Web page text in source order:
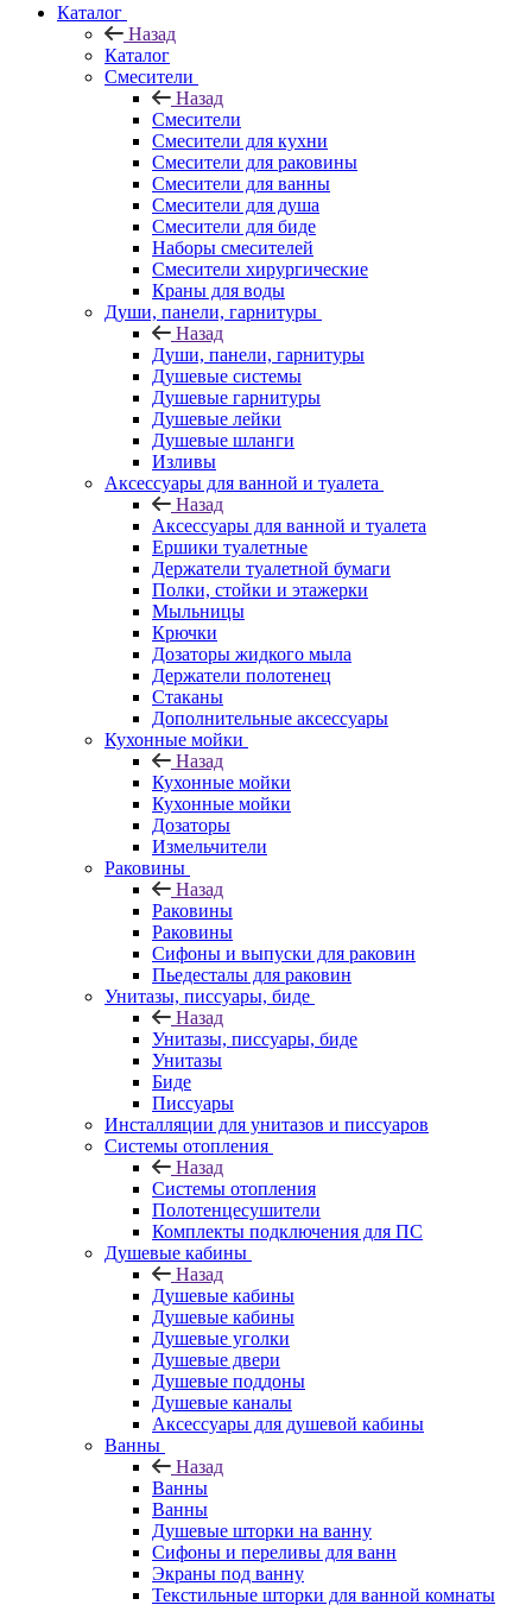
Каталог
Назад
Каталог
Смесители
Назад
Смесители
Смесители для кухни
Смесители для раковины
Смесители для ванны
Смесители для душа
Смесители для биде
Наборы смесителей
Смесители хирургические
Краны для воды
Души, панели, гарнитуры
Назад
Души, панели, гарнитуры
Душевые системы
Душевые гарнитуры
Душевые лейки
Душевые шланги
Изливы
Аксессуары для ванной и туалета
Назад
Аксессуары для ванной и туалета
Ершики туалетные
Держатели туалетной бумаги
Полки, стойки и этажерки
Мыльницы
Крючки
Дозаторы жидкого мыла
Держатели полотенец
Стаканы
Дополнительные аксессуары
Кухонные мойки
Назад
Кухонные мойки
Кухонные мойки
Дозаторы
Измельчители
Раковины
Назад
Раковины
Раковины
Сифоны и выпуски для раковин
Пьедесталы для раковин
Унитазы, писсуары, биде
Назад
Унитазы, писсуары, биде
Унитазы
Биде
Писсуары
Инсталляции для унитазов и писсуаров
Системы отопления
Назад
Системы отопления
Полотенцесушители
Комплекты подключения для ПС
Душевые кабины
Назад
Душевые кабины
Душевые кабины
Душевые уголки
Душевые двери
Душевые поддоны
Душевые каналы
Аксессуары для душевой кабины
Ванны
Назад
Ванны
Ванны
Душевые шторки на ванну
Сифоны и переливы для ванн
Экраны под ванну
Текстильные шторки для ванной комнаты